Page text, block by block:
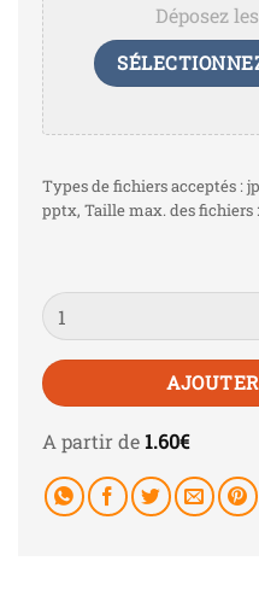
Déposez
Types de fichiers acceptés :
pptx, Taille max. des fichiers
Quantité
A partir de 1.60€